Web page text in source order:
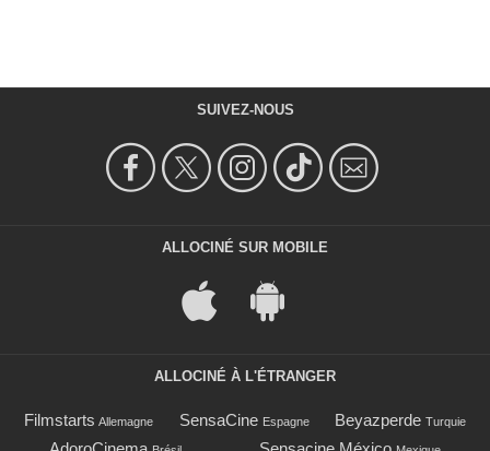
SUIVEZ-NOUS
ALLOCINÉ SUR MOBILE
ALLOCINÉ À L'ÉTRANGER
Filmstarts Allemagne SensaCine Espagne Beyazperde Turquie